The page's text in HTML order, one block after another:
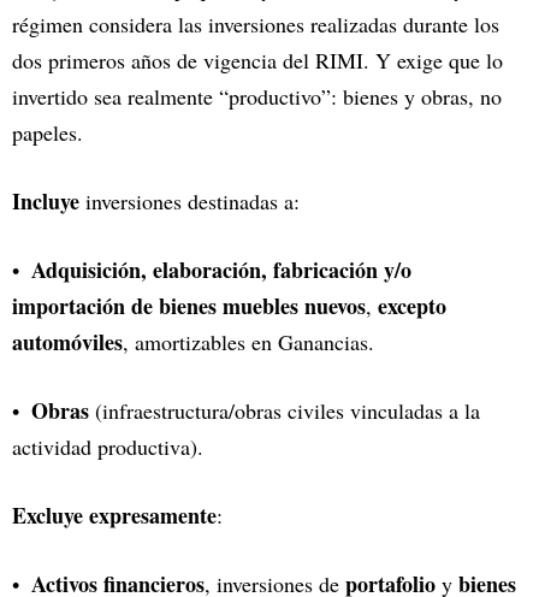
régimen considera las inversiones realizadas durante los
dos primeros años de vigencia del RIMI. Y exige que lo
invertido sea realmente “productivo”: bienes y obras, no
papeles.
Incluye inversiones destinadas a:
Adquisición, elaboración, fabricación y/o
importación de bienes muebles nuevos, excepto
automóviles, amortizables en Ganancias.
Obras (infraestructura/obras civiles vinculadas a la
actividad productiva).
Excluye expresamente:
Activos financieros, inversiones de portafolio y bienes